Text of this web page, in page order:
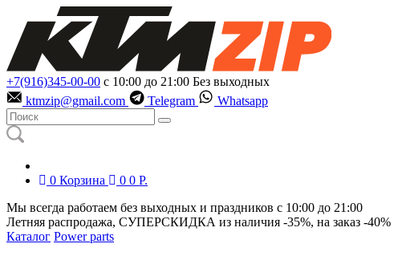
+7(916)345-00-00 с 10:00 до 21:00 Без выходных
ktmzip@gmail.com
Telegram Whatsapp
0 Корзина 0 0 Р.
Мы всегда работаем без выходных и праздников с 10:00 до 21:00
Летняя распродажа, СУПЕРСКИДКА из наличия -35%, на заказ -40%
Каталог Power parts